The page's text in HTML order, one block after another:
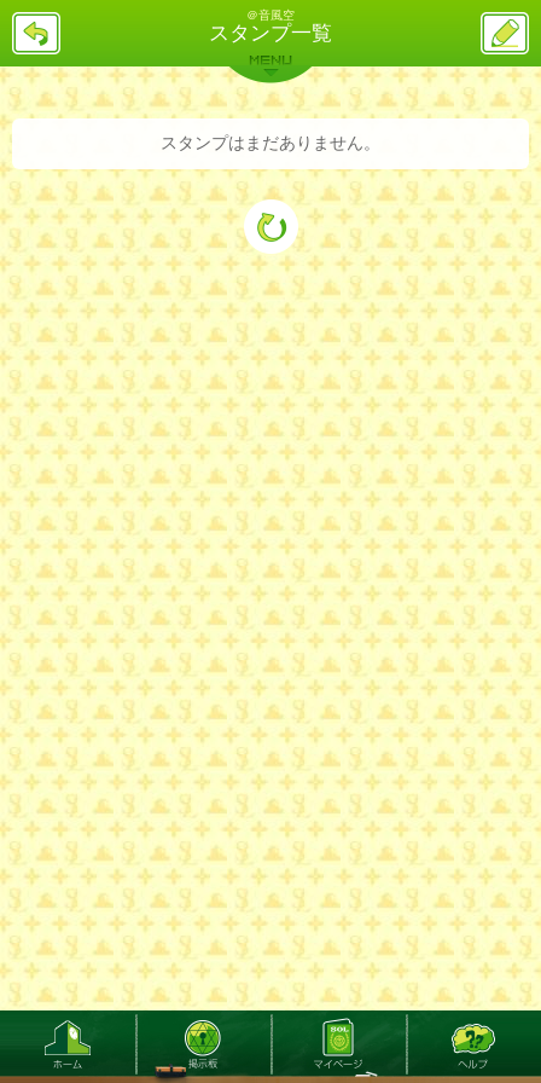
＠音風空
スタンプ一覧
戻
ス
投
稿
バックナンバー 詳細検索 ランキング
MENU
スタンプはまだありません。